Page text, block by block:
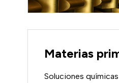
Materias
Soluciones